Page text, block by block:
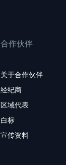
合作伙伴
关于合作伙伴
经纪商
区域代表
白标
宣传资料